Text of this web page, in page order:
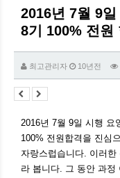
2016년 7월 9
8기 100% 전원
최고관리자 10년전
2016년 7월 9일 시행 요
100% 전원합격을 진심
자랑스럽습니다. 이러
라 봅니다. 그 동안 과정